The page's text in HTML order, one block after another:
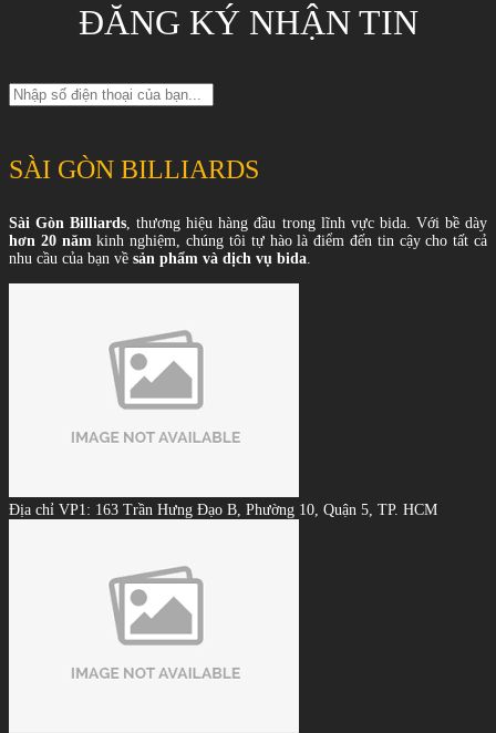
ĐĂNG KÝ NHẬN TIN
SÀI GÒN BILLIARDS
Sài Gòn Billiards , thương hiệu hàng đầu trong lĩnh vực bida. Với bề dày
hơn 20 năm kinh nghiệm, chúng tôi tự hào là điểm đến tin cậy cho tất cả
nhu cầu của bạn về sản phẩm và dịch vụ bida
Địa chỉ VP1: 163 Trần Hưng Đạo B, Phường 10, Quận 5, TP. HCM